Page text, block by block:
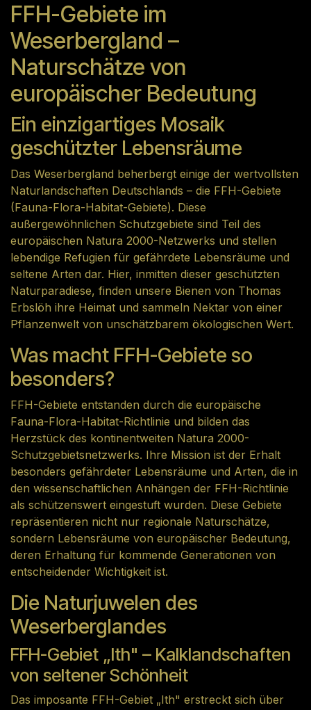
FFH-Gebiete im
Weserbergland –
Naturschätze von
europäischer Bedeutung
Ein einzigartiges Mosaik
geschützter Lebensräume
Das Weserbergland beherbergt einige der wertvollsten
Naturlandschaften Deutschlands – die FFH-Gebiete
(Fauna-Flora-Habitat-Gebiete). Diese
außergewöhnlichen Schutzgebiete sind Teil des
europäischen Natura 2000-Netzwerks und stellen
lebendige Refugien für gefährdete Lebensräume und
seltene Arten dar. Hier, inmitten dieser geschützten
Naturparadiese, finden unsere Bienen von Thomas
Erbslöh ihre Heimat und sammeln Nektar von einer
Pflanzenwelt von unschätzbarem ökologischen Wert.
Was macht FFH-Gebiete so
besonders?
FFH-Gebiete entstanden durch die europäische
Fauna-Flora-Habitat-Richtlinie und bilden das
Herzstück des kontinentweiten Natura 2000-
Schutzgebietsnetzwerks. Ihre Mission ist der Erhalt
besonders gefährdeter Lebensräume und Arten, die in
den wissenschaftlichen Anhängen der FFH-Richtlinie
als schützenswert eingestuft wurden. Diese Gebiete
repräsentieren nicht nur regionale Naturschätze,
sondern Lebensräume von europäischer Bedeutung,
deren Erhaltung für kommende Generationen von
entscheidender Wichtigkeit ist.
Die Naturjuwelen des
Weserberglandes
FFH-Gebiet „Ith" – Kalklandschaften
von seltener Schönheit
Das imposante FFH-Gebiet „Ith" erstreckt sich über